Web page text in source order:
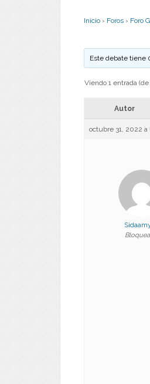
Inicio › Foros › Foro
Este debate tiene
Viendo 1 entrada
Autor
octubre 31, 2022 a